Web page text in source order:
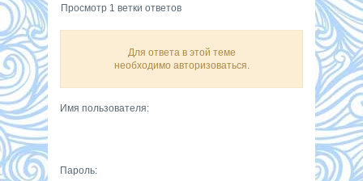
Просмотр 1 ветки ответов
Для ответа в этой теме
необходимо авторизоваться.
Имя пользователя:
Пароль: